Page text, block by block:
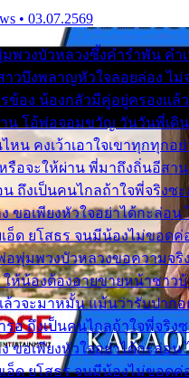
• 03.07.2569
พวงบัวหลวงซึ้งคำรำพัน คำ
าวบึงพลาญหัวใจลอยล่อง ไม่
ข้อง น้องกลัวมีคู่อยู่ครองแล้
น โอ้พ่อจอมขวัญ วันวันพี่เดิ
หน คงเว้าเอาใจเขาทุกทุกอ
รือจะให้ผ่าน พี่มาถึงถิ่นอีสา
ถึงเป็นคนไกลถ้าใจพี่จริงซ
ขอเพียงหัวใจอย่าได้กะล่อน
อ็ด ยโสธร จนมีน้องไม่ขอดค่
อพุ่มพวงบัวหลวงขอความจริ
ให้น้องต้องอายขายหน้าชาว
ล้วจะมาหมั้น แม้นว่ารับปาก
รอ ถึงเป็นคนไกลถ้าใจพี่จริง
ขอเพียงหัวใจอย่าได้กะล่อน
อ็ด ยโสธร จนมีน้องไม่ขอดค่